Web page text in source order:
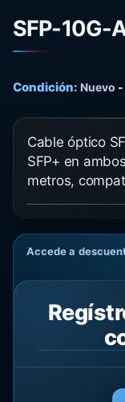
SFP-10G-
Condición: Nuevo -
Cable óptico
SFP+ en
metros,
Accede a